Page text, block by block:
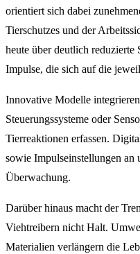
orientiert sich dabei
Tierschutzes und der
heute über deutlich reduzierte
Impulse, die sich auf die
Innovative Modelle
Steuerungssysteme oder
Tierreaktionen erfassen.
sowie Impulseinstellungen an
Überwachung.
Darüber hinaus macht der
Viehtreibern nicht Halt.
Materialien verlängern die